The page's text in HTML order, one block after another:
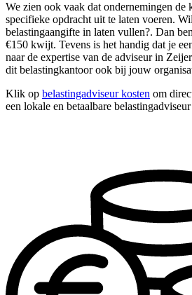
We zien ook vaak dat ondernemingen de
specifieke opdracht uit te laten voeren.
belastingaangifte in laten vullen?. Dan
€150 kwijt. Tevens is het handig dat je
naar de expertise van de adviseur in
dit belastingkantoor ook bij jouw
Klik op belastingadviseur kosten om
een lokale en betaalbare